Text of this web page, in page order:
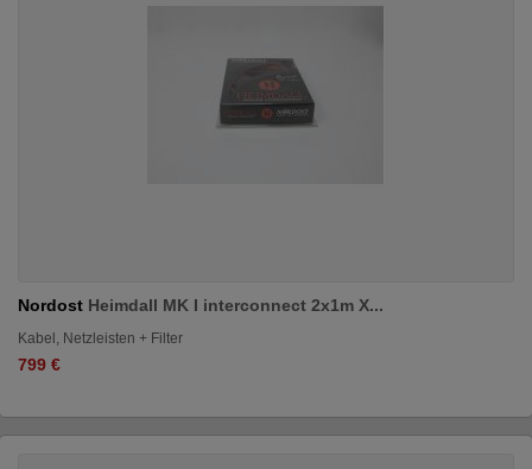
Nordost Heimdall MK I interconnect 2x1m X...
Kabel, Netzleisten + Filter
799 €